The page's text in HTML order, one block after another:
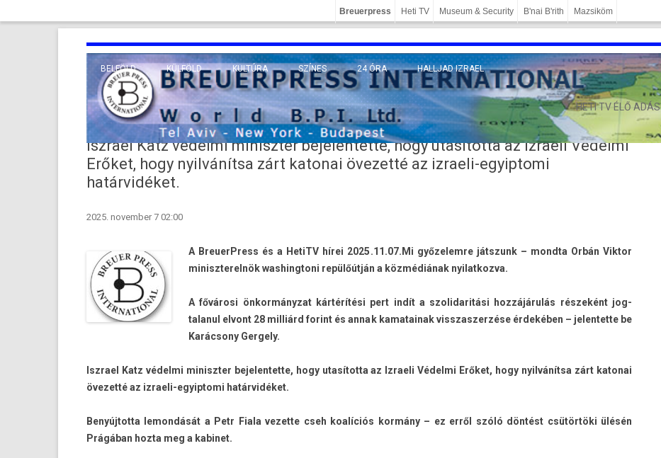
Breuerpress Heti TV Museum & Security B'nai B'rith Mazsiköm
BELFÖLD KÜLFÖLD
EURÓPA
KÖZEL-KELET
TÁVOL-KELET
TENGERENTÚL
KULTÚRA
TUDOMÁNY
VALLÁS
SZÍNES 24 ÓRA HALLJAD IZRAEL
HETI TV ÉLŐ ADÁS
Iszrael Katz védelmi miniszter bejelentette, hogy utasította az Izraeli Védelmi
Erőket, hogy nyilvánítsa zárt katonai övezetté az izraeli-egyiptomi
határvidéket.
2025. november 7 02:00
A BreuerPress és a HetiTV hírei 2025.11.07. Mi győzelem­re játszunk – mondta Orbán Vik­tor
miniszterel­nök was­hingtoni repülőútján a közmédiának nyilat­kozva.
A fővárosi önkormányzat kártérítési pert indít a szolidaritási hozzájárulás részeként jog­
talanul el­vont 28 milliárd forint és annak kamatainak visszas­zerzése érdekében – jelen­tette be
Karácsony Ger­ge­ly.
Iszrael Katz védelmi miniszt­er be­jelen­tette, hogy utasította az Iz­raeli Védelmi Erőket, hogy nyilvánítsa zárt katonai
övezetté az izraeli-egyiptomi határvidéket.
Be­nyúj­totta lemon­dását a Petr Fiala vezet­te cseh koalíciós kormány – ez erről szóló döntést csütörtöki ülésén
Prágában hozta meg a kabinet.